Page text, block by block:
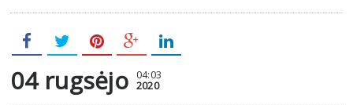
04 rugsėjo 04:03
2020